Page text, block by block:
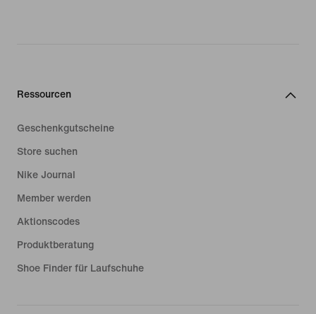
Ressourcen
Geschenkgutscheine
Store suchen
Nike Journal
Member werden
Aktionscodes
Produktberatung
Shoe Finder für Laufschuhe